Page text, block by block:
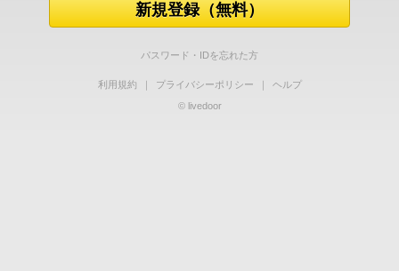
新規登録（無料）
パスワード・IDを忘れた方
利用規約 ｜ プライバシーポリシー ｜
ヘルプ
© livedoor